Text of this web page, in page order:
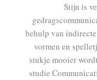
Stijn is
behulp van
vormen en
stukje mooier
studie